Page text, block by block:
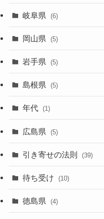
岐阜県 (6)
岡山県 (5)
岩手県 (5)
島根県 (5)
年代 (1)
広島県 (5)
引き寄せの法則 (39)
待ち受け (10)
徳島県 (4)